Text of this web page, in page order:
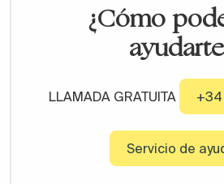
¿Cómo
LLAMADA GRATUITA +34
Servicio de